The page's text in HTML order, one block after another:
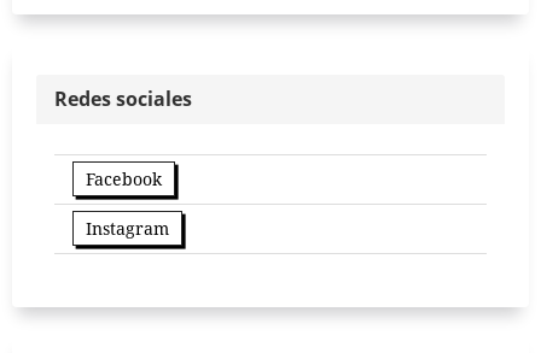
Redes sociales
Facebook
Instagram